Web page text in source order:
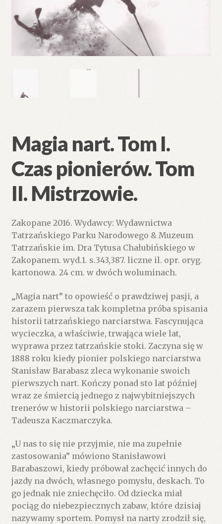
Magia nart. Tom I.
Czas pionierów. Tom
II. Mistrzowie.
Zakopane 2016. Wydawcy: Wydawnictwa
Tatrzańskiego Parku Narodowego & Muzeum
Tatrzańskie im. Dra Tytusa Chałubińskiego w
Zakopanem. wyd.1. s.343,387. liczne il. opr. oryg.
kartonowa. 24 cm. w dwóch woluminach.
„Magia nart” to opowieść o prawdziwej pasji, a
zarazem pierwsza tak kompletna próba spisania
historii tatrzańskiego narciarstwa. Fascynująca
wycieczka, a właściwie, trwająca wiele lat,
wyprawa przez tatrzańskie stoki. Zaczyna się w
1888 roku kiedy pionier polskiego narciarstwa
Stanisław Barabasz zleca wykonanie swoich
pierwszych nart. Kończy ponad sto lat później
wraz ze śmiercią jednego z najwybitniejszych
trenerów w historii polskiego narciarstwa –
Tadeusza Kaczmarczyka.
„U nas to się nie przyjmie, nie ma zupełnie
zastosowania” mówiono Stanisławowi
Barabaszowi, kiedy próbował zachęcić innych do
jazdy na dwóch, własnego pomysłu, deskach. To
go jednak nie zniechęciło. Od dziecka miał
pociąg do niebezpiecznych zabaw, które dzisiaj
nazywamy sportem. Pomysł na narty zrodził się,